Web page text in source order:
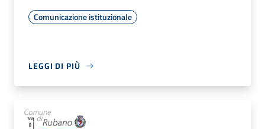
Comunicazione istituzionale
LEGGI DI PIÙ